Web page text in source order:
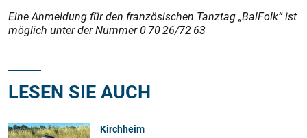
Eine Anmeldung für den französischen Tanztag „BalFolk“ ist
möglich unter der Nummer 0 70 26/72 63
LESEN SIE AUCH
Kirchheim